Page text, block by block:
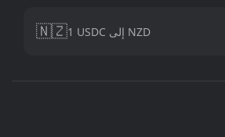
🇳🇿 1 USDC إلى NZD